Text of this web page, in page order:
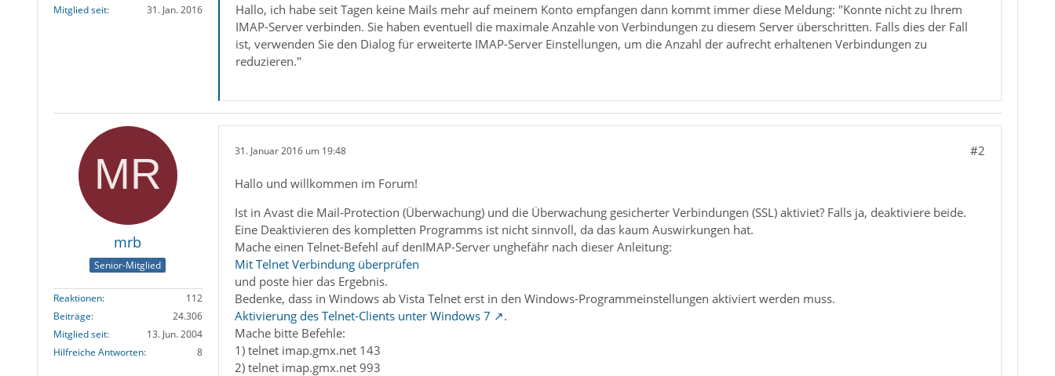
Mitglied seit
31. Jan. 2016
Hallo, ich habe seit Tagen keine Mails mehr auf meinem Konto empfangen dann kommt immer diese Meldung: "Konnte nicht zu Ihrem
IMAP-Server verbinden. Sie haben eventuell die maximale Anzahle von Verbindungen zu diesem Server überschritten. Falls dies der Fall
ist, verwenden Sie den Dialog für erweiterte IMAP-Server Einstellungen, um die Anzahl der aufrecht erhaltenen Verbindungen zu
reduzieren."
mrb
Senior-Mitglied
Reaktionen
112
Beiträge
24.306
Mitglied seit
13. Jun. 2004
Hilfreiche Antworten
8
31. Januar 2016 um 19:48 #2
Hallo und willkommen im Forum!
Ist in Avast die Mail-Protection (Überwachung) und die Überwachung gesicherter Verbindungen (SSL) aktiviet? Falls ja, deaktiviere beide.
Eine Deaktivieren des kompletten Programms ist nicht sinnvoll, da das kaum Auswirkungen hat.
Mache einen Telnet-Befehl auf denIMAP-Server unghefähr nach dieser Anleitung:
Mit Telnet Verbindung überprüfen
und poste hier das Ergebnis.
Bedenke, dass in Windows ab Vista Telnet erst in den Windows-Programmeinstellungen aktiviert werden muss.
Aktivierung des Telnet-Clients unter Windows 7
.
Mache bitte Befehle:
1) telnet imap.gmx.net 143
2) telnet imap.gmx.net 993